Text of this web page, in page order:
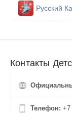
Русский
Контакты
Телефон: +7